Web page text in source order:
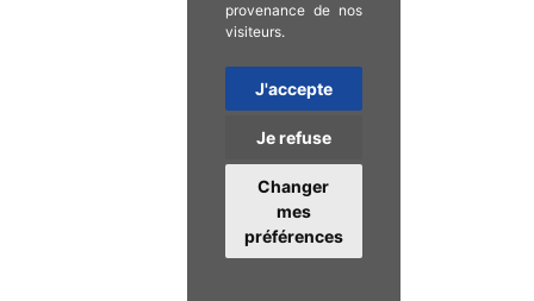
provenance de nos
visiteurs.
J'accepte
Je refuse
Changer
mes
préférences